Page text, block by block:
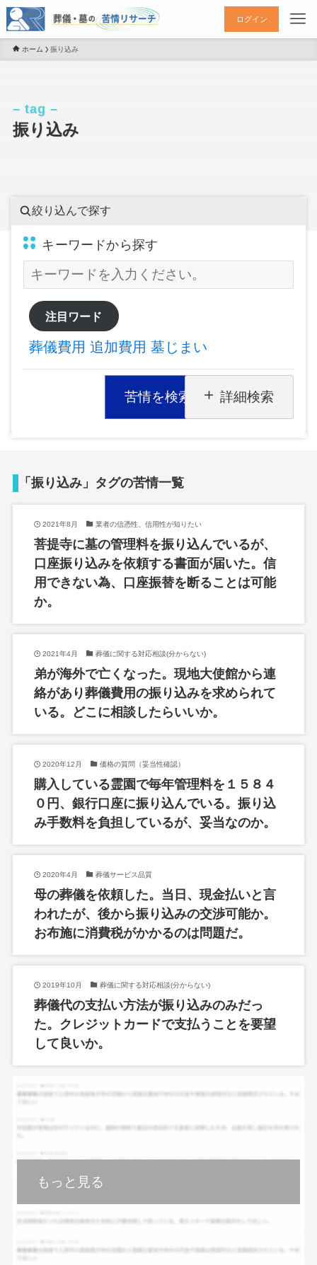
ログイン
ホーム 振り込み
振り込み
– tag –
絞り込んで探す
キーワードから探す
注目ワード
葬儀費用 追加費用 墓じまい
苦情を検索 詳細検索
「振り込み」タグの苦情一覧
2021年8月 業者の信憑性、信用性が知りたい
菩提寺に墓の管理料を振り込んでいるが、
口座振り込みを依頼する書面が届いた。信
用できない為、口座振替を断ることは可能
か。
2021年4月 葬儀に関する対応相談(分からない)
弟が海外で亡くなった。現地大使館から連
絡があり葬儀費用の振り込みを求められて
いる。どこに相談したらいいか。
2020年12月 価格の質問（妥当性確認）
購入している霊園で毎年管理料を１５８４
０円、銀行口座に振り込んでいる。振り込
み手数料を負担しているが、妥当なのか。
2020年4月 葬儀サービス品質
母の葬儀を依頼した。当日、現金払いと言
われたが、後から振り込みの交渉可能か。
お布施に消費税がかかるのは問題だ。
2019年10月 葬儀に関する対応相談(分からない)
葬儀代の支払い方法が振り込みのみだっ
た。クレジットカードで支払うことを要望
して良いか。
もっと見る